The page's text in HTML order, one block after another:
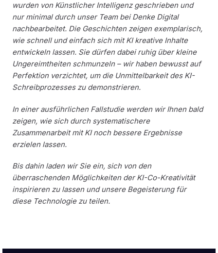
wurden von Künstlicher Intelligenz geschrieben und
nur minimal durch unser Team bei Denke Digital
nachbearbeitet. Die Geschichten zeigen exemplarisch,
wie schnell und einfach sich mit KI kreative Inhalte
entwickeln lassen. Sie dürfen dabei ruhig über kleine
Ungereimtheiten schmunzeln – wir haben bewusst auf
Perfektion verzichtet, um die Unmittelbarkeit des KI-
Schreibprozesses zu demonstrieren.
In einer ausführlichen Fallstudie werden wir Ihnen bald
zeigen, wie sich durch systematischere
Zusammenarbeit mit KI noch bessere Ergebnisse
erzielen lassen.
Bis dahin laden wir Sie ein, sich von den
überraschenden Möglichkeiten der KI-Co-Kreativität
inspirieren zu lassen und unsere Begeisterung für
diese Technologie zu teilen.